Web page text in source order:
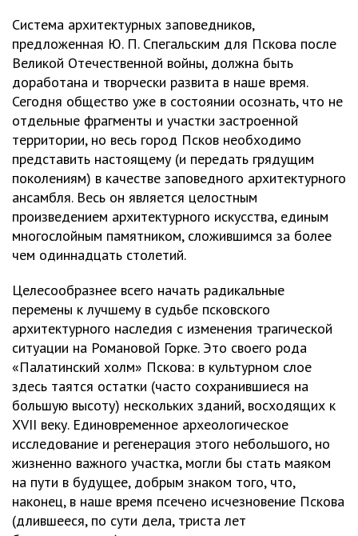
Система архитектурных заповедников,
предложенная Ю. П. Спегальским для Пскова после
Великой Отечественной войны, должна быть
доработана и творчески развита в наше время.
Сегодня общество уже в состоянии осознать, что не
отдельные фрагменты и участки застроенной
территории, но весь город Псков необходимо
представить настоящему (и передать грядущим
поколениям) в качестве заповедного архитектурного
ансамбля. Весь он является целостным
произведением архитектурного искусства, единым
многослойным памятником, сложившимся за более
чем одиннадцать столетий.
Целесообразнее всего начать радикальные
перемены к лучшему в судьбе псковского
архитектурного наследия с изменения трагической
ситуации на Романовой Горке. Это своего рода
«Палатинский холм» Пскова: в культурном слое
здесь таятся остатки (часто сохранившиеся на
большую высоту) нескольких зданий, восходящих к
XVII веку. Единовременное археологическое
исследование и регенерация этого небольшого, но
жизненно важного участка, могли бы стать маяком
на пути в будущее, добрым знаком того, что,
наконец, в наше время псечено исчезновение Пскова
(длившееся, по сути дела, триста лет